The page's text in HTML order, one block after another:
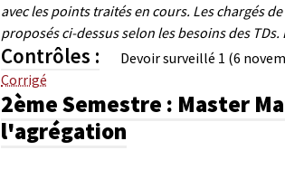
avec les points traités en cours. Les chargés
proposés ci-dessus selon les besoins des
Contrôles : Devoir surveillé 1 (6
Corrigé
2ème Semestre : Master
l'agrégation